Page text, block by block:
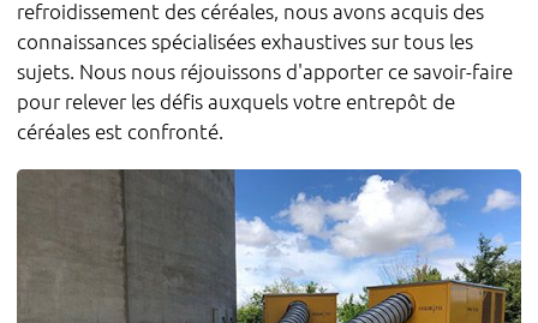
refroidissement des céréales, nous avons acquis des
connaissances spécialisées exhaustives sur tous les
sujets. Nous nous réjouissons d'apporter ce savoir-faire
pour relever les défis auxquels votre entrepôt de
céréales est confronté.